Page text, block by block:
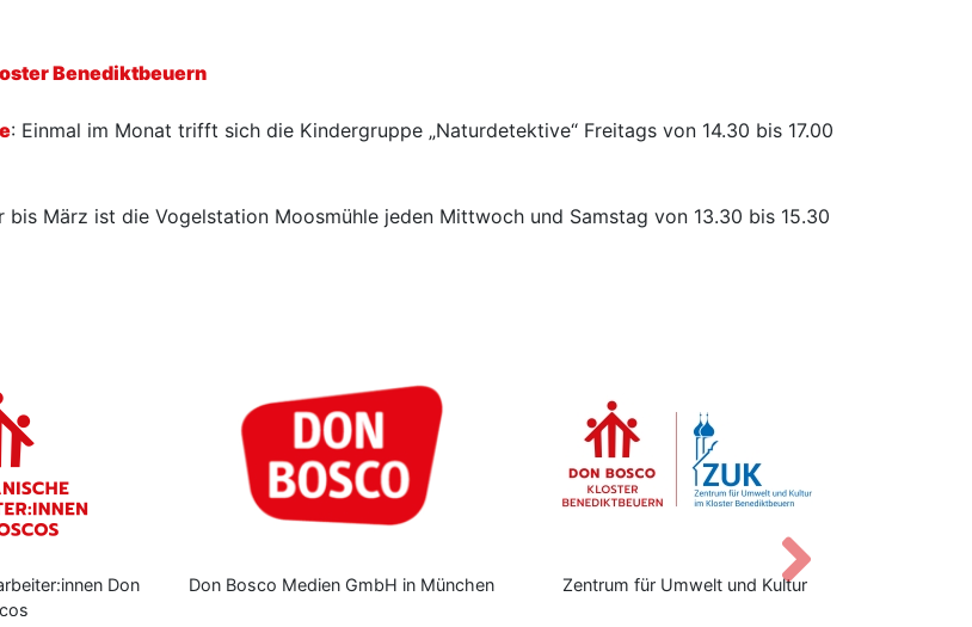
Benediktbeuern
: Einmal im Monat trifft sich die Kindergruppe „Naturdetektive“ Freitags von 14.30 bis 17.00
bis März ist die Vogelstation Moosmühle jeden Mittwoch und Samstag von 13.30 bis 15.30
Don
Don Bosco Medien GmbH in München Zentrum für Umwelt und Kultur